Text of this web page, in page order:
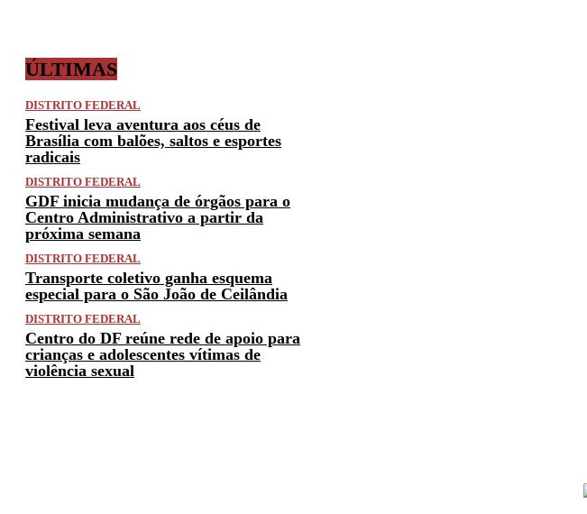
ÚLTIMAS
DISTRITO FEDERAL
Festival leva aventura aos céus de
Brasília com balões, saltos e esportes
radicais
DISTRITO FEDERAL
GDF inicia mudança de órgãos para o
Centro Administrativo a partir da
próxima semana
DISTRITO FEDERAL
Transporte coletivo ganha esquema
especial para o São João de Ceilândia
DISTRITO FEDERAL
Centro do DF reúne rede de apoio para
crianças e adolescentes vítimas de
violência sexual